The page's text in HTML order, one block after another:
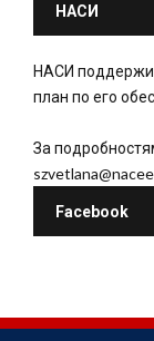
НАСИ
НАСИ
план по его
За
Facebook